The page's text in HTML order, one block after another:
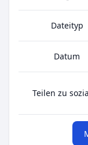
Dateityp
Datum
Teilen zu